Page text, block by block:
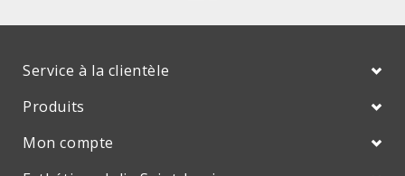
Service à la clientèle
Produits
Mon compte